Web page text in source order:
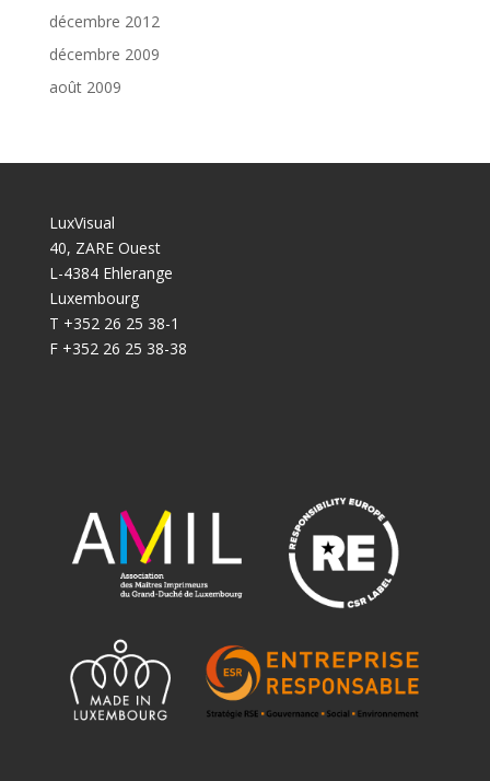
décembre 2012
décembre 2009
août 2009
LuxVisual
40, ZARE Ouest
L-4384 Ehlerange
Luxembourg
T +352 26 25 38-1
F +352 26 25 38-38